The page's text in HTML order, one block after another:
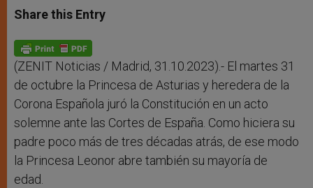
t
s
p
p
s
e
g
e
r
e
b
o
k
Share this Entry
(ZENIT Noticias / Madrid, 31.10.2023).- El martes 31
de octubre la Princesa de Asturias y heredera de la
Corona Española juró la Constitución en un acto
solemne ante las Cortes de España. Como hiciera su
padre poco más de tres décadas atrás, de ese modo
la Princesa Leonor abre también su mayoría de
edad.